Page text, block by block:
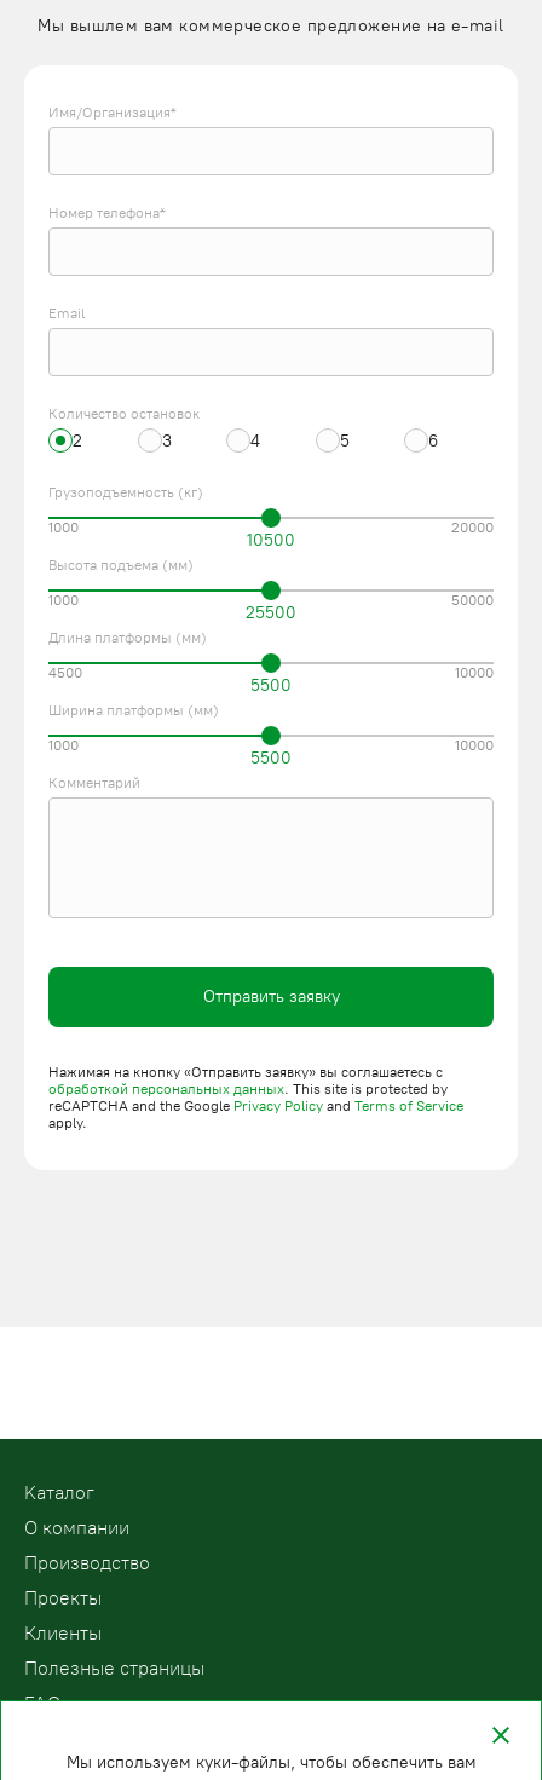
Мы вышлем вам коммерческое предложение на e-mail
Имя/Организация*
Номер телефона*
Email
Количество остановок
2 3 4 5 6
Грузоподъемность (кг)
10500
1000 20000
Высота подъема (мм)
25500
1000 50000
Длина платформы (мм)
5500
4500 10000
Ширина платформы (мм)
5500
1000 10000
Комментарий
Отправить заявку
Нажимая на кнопку «Отправить заявку» вы соглашаетесь с
обработкой персональных данных. This site is protected by
reCAPTCHA and the Google Privacy Policy and Terms of Service
apply.
Kаталог
О компании
Производство
Проекты
Клиенты
Полезные страницы
FAQ
Мы используем куки-файлы, чтобы обеспечить вам